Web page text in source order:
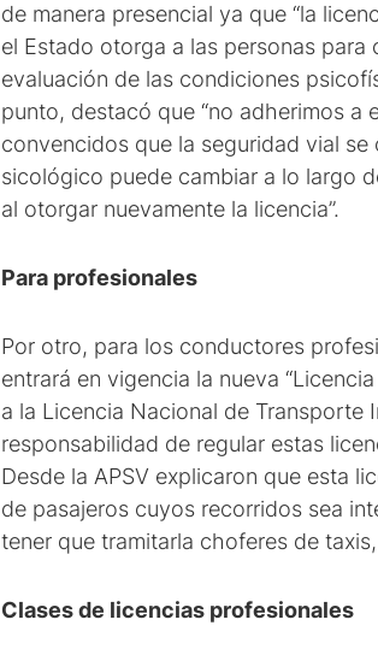
de manera presencial ya que “la
el Estado otorga a las personas
evaluación de las condiciones
punto, destacó que “no adherimos
convencidos que la seguridad vial
sicológico puede cambiar a lo largo
al otorgar nuevamente la licencia”.
Para profesionales
Por otro, para los conductores
entrará en vigencia la nueva
a la Licencia Nacional de Transporte
responsabilidad de regular estas
Desde la APSV explicaron que esta
de pasajeros cuyos recorridos sea
tener que tramitarla choferes de
Clases de licencias profesionales